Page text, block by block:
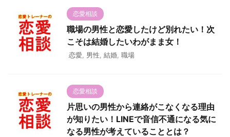
恋愛相談
職場の男性と恋愛したけど別れたい！次
こそは結婚したいわがまま女！
恋愛 男性 結婚 職場
恋愛相談
片思いの男性から連絡がこなくなる理由
が知りたい！LINEで音信不通になる気に
なる男性が考えていることとは？